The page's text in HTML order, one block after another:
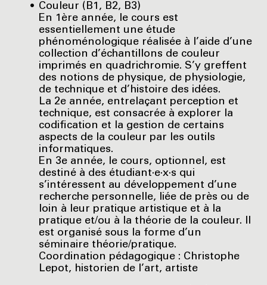
Couleur (B1, B2, B3)
En 1ère année, le cours est
essentiellement une étude
phénoménologique réalisée à l’aide d’une
collection d’échantillons de couleur
imprimés en quadrichromie. S’y greffent
des notions de physique, de physiologie,
de technique et d’histoire des idées.
La 2e année, entrelaçant perception et
technique, est consacrée à explorer la
codification et la gestion de certains
aspects de la couleur par les outils
informatiques.
En 3e année, le cours, optionnel, est
destiné à des étudiant·e·x·s qui
s’intéressent au développement d’une
recherche personnelle, liée de près ou de
loin à leur pratique artistique et à la
pratique et/ou à la théorie de la couleur. Il
est organisé sous la forme d’un
séminaire théorie/pratique.
Coordination pédagogique : Christophe
Lepot, historien de l’art, artiste